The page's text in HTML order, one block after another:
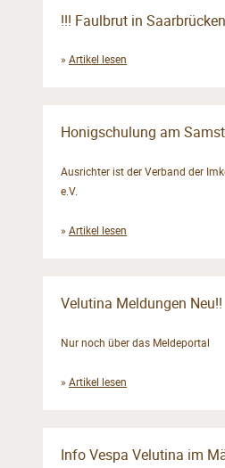
!!! Faulbrut in
» Artikel lesen
Honigschulung am
Ausrichter ist der Verband der
e.V.
» Artikel lesen
Velutina Meldungen Neu!!
Nur noch über das Meldeportal
» Artikel lesen
Info Vespa Velutina im